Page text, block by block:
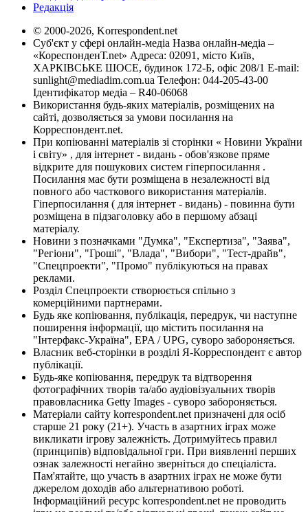
Редакція
© 2000-2026, Korrespondent.net
Суб'єкт у сфері онлайн-медіа Назва онлайн-медіа –
«КореспонденТ.net» Адреса: 02091, місто Київ,
ХАРКІВСЬКЕ ШОСЕ, будинок 172-Б, офіс 208/1 E-mail:
sunlight@mediadim.com.ua Телефон: 044-205-43-00
Ідентифікатор медіа – R40-06068
Використання будь-яких матеріалів, розміщених на
сайті, дозволяється за умови посилання на
Корреспондент.net.
При копіюванні матеріалів зі сторінки « Новини України
і світу» , для інтернет - видань - обов'язкове пряме
відкрите для пошукових систем гіперпосилання .
Посилання має бути розміщена в незалежності від
повного або часткового використання матеріалів.
Гіперпосилання ( для інтернет - видань) - повинна бути
розміщена в підзаголовку або в першому абзаці
матеріалу.
Новини з позначками "Думка", "Експертиза", "Заява",
"Регіони", "Гроші", "Влада", "Вибори", "Тест-драйв",
"Спецпроекти", "Промо" публікуються на правах
реклами.
Розділ Спецпроекти створюється спільно з
комерційними партнерами.
Будь яке копіювання, публікація, передрук, чи наступне
поширення інформації, що містить посилання на
"Інтерфакс-Україна", EPA / UPG, суворо забороняється.
Власник веб-сторінки в розділі Я-Корреспондент є автор
публікації.
Будь-яке копіювання, передрук та відтворення
фотографічних творів та/або аудіовізуальних творів
правовласника Getty Images - суворо забороняється.
Матеріали сайту korrespondent.net призначені для осіб
старше 21 року (21+). Участь в азартних іграх може
викликати ігрову залежність. Дотримуйтесь правил
(принципів) відповідальної гри. При виявленні перших
ознак залежності негайно зверніться до спеціаліста.
Пам'ятайте, що участь в азартних іграх не може бути
джерелом доходів або альтернативою роботі.
Інформаційний ресурс korrespondent.net не проводить